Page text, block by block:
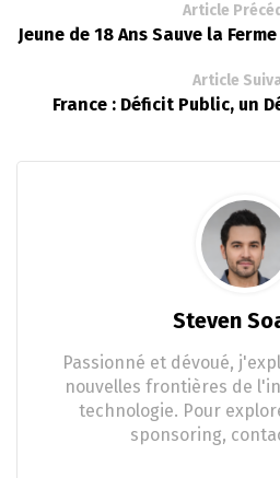
Article
Jeune de 18 Ans Sauve la
Article
France : Déficit Public, un
Steven
Passionné et dévoué,
nouvelles frontières de
technologie. Pour
sponsoring,